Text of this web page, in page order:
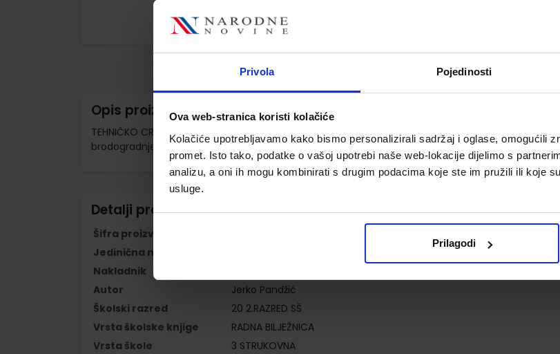
Privola Pojedinosti
Ova web-stranica koristi kolačiće
Kolačiće upotrebljavamo kako bismo personalizirali sadržaj i oglase, omogućili
promet. Isto tako, podatke o vašoj upotrebi naše web-lokacije dijelimo s
analizu, a oni ih mogu kombinirati s drugim podacima koje ste im pružili ili koje
usluge.
Prilagodi
gallery
Opis proizvoda
TEHNIČKO CRTANJE 2; radna bilježnica za 2. razred tehničkih škola u području strojarstva i
brodogradnje
Detalji proizvoda
Šifra proizvoda
Jedinična mjera
Nakladnik
Autor
Jerko Pandžić
Školski razred
20 2.RAZRED SŠ
Vrsta školske knjige
RADNA BILJEŽNICA
Vrsta škole
3 STRUKOVNA